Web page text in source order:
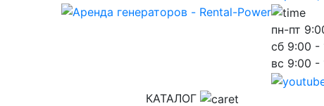
пн-пт
сб 9:00 -
вс 9:00 -
КАТАЛОГ